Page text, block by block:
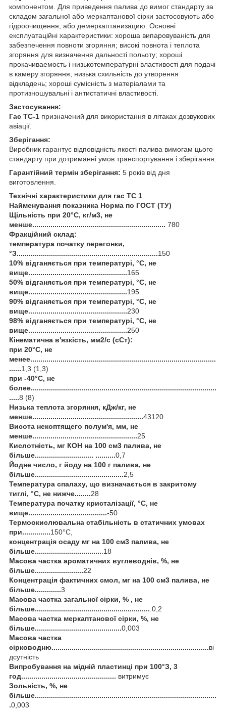
компонентом. Для приведення палива до вимог стандарту за
складом загальної або меркаптанової сірки застосовують або
гідроочищення, або демеркаптанизацию. Основні
експлуатаційні характеристики: хороша випаровуваність для
забезпечення повноти згоряння; високі повнота і теплота
згоряння для визначення дальності польоту; хороші
прокачиваемость і низькотемпературні властивості для подачі
в камеру згоряння; низька схильність до утворення
відкладень; хороші сумісність з матеріалами та
протизношувальні і антистатичні властивості.
Застосування:
Гас ТС-1 призначений для використання в літаках дозвукових
авіації.
Зберігання:
Виробник гарантує відповідність якості палива вимогам цього
стандарту при дотриманні умов транспортування і зберігання.
Гарантійний термін зберігання: 5 років від дня
виготовлення.
Технічні характеристики для гас ТС 1
Найменування показника Норма по ГОСТ (ТУ)
Щільність при 20°С, кг/м3, не
менше.................................................................. 780
Фракційний склад:
температура початку перегонки,
°З......................................................................150
10% відганяється при температурі, °С, не
вище.................................................165
50% відганяється при температурі, °С, не
вище.................................................195
90% відганяється при температурі, °С, не
вище.................................................230
98% відганяється при температурі, °С, не
вище.................................................250
Кінематична в'язкість, мм2/с (сСт):
при 20°С, не
менее............................................................................................
......1,3 (1,3)
при -40°С, не
более............................................................................................
.....8 (8)
Низька теплота згоряння, кДж/кг, не
менше.......................................................43120
Висота некоптящего полум'я, мм, не
менше....................................................25
Кислотність, мг КОН на 100 см3 палива, не
більше............................. ..........0,7
Йодне число, г йоду на 100 г палива, не
більше............................................2,5
Температура спалаху, що визначається в закритому
тиглі, °С, не нижче........28
Температура початку кристалізації, °С, не
вище.......................................-50
Термоокислювальна стабільність в статичних умовах
при..............150°С,
концентрація осаду мг на 100 см3 палива, не
більше................................. .18
Масова частка ароматичних вуглеводнів, %, не
більше........................22
Концентрація фактичних смол, мг на 100 см3 палива, не
більше.............3
Масова частка загальної сірки, % , не
більше......................................................... .0,2
Масова частка меркаптанової сірки, %, не
більше...........................................0,003
Масова частка
сірководню..............................................................................ві
дсутність
Випробування на мідній пластинці при 100°З, 3
год............................................... витримує
Зольність, %, не
більше..........................................................................................
.0,003